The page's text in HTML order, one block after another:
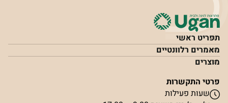
תפריט ראשי
מאמרים רלוונטיים
מוצרים
פרטי התקשרות
שעות פעילות